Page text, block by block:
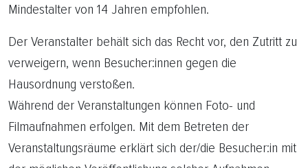
Mindestalter von 14 Jahren empfohlen.
Der Veranstalter behält sich das Recht vor, den Zutritt zu
verweigern, wenn Besucher:innen gegen die
Hausordnung verstoßen.
Während der Veranstaltungen können Foto- und
Filmaufnahmen erfolgen. Mit dem Betreten der
Veranstaltungsräume erklärt sich der/die Besucher:in mit